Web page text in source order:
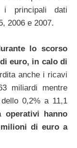
principali dati
2006 e 2007.
lo scorso
euro, in calo di
anche i ricavi
miliardi mentre
0,2% a 11,1
hanno
di euro a